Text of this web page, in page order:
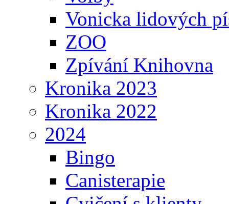
Vonicka lidových
ZOO
Zpívání Knihovna
Kronika 2023
Kronika 2022
2024
Bingo
Canisterapie